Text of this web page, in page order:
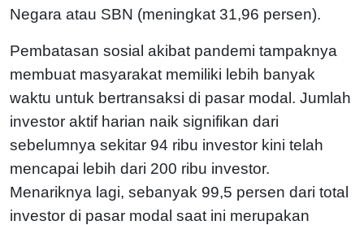
Negara atau SBN (meningkat 31,96 persen).
Pembatasan sosial akibat pandemi tampaknya
membuat masyarakat memiliki lebih banyak
waktu untuk bertransaksi di pasar modal. Jumlah
investor aktif harian naik signifikan dari
sebelumnya sekitar 94 ribu investor kini telah
mencapai lebih dari 200 ribu investor.
Menariknya lagi, sebanyak 99,5 persen dari total
investor di pasar modal saat ini merupakan